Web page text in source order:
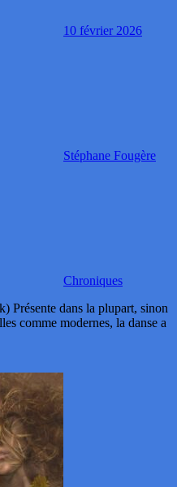
10 février 2026
Stéphane Fougère
Chroniques
dans la plupart, sinon
comme modernes, la danse a